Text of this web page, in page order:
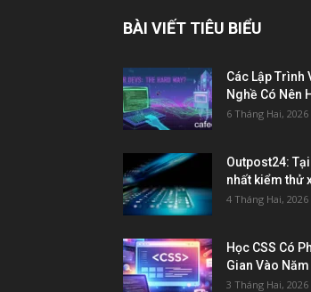
BÀI VIẾT TIÊU BIỂU
Các Lập Trình
Nghề Có Nên
6 Tháng Hai, 2026
Outpost24:
nhất kiểm thử
4 Tháng Hai, 2026
Học CSS Có
Gian Vào
3 Tháng Hai, 2026